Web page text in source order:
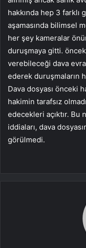
hakkında hep 3 farklı
aşamasında bilimsel
her şey kameralar
duruşmaya gitti.
verebileceği dava
ederek duruşmaların
Dava dosyası önceki
hakimin tarafsız
edecekleri açıktır. Bu
iddiaları, dava
görülmedi.